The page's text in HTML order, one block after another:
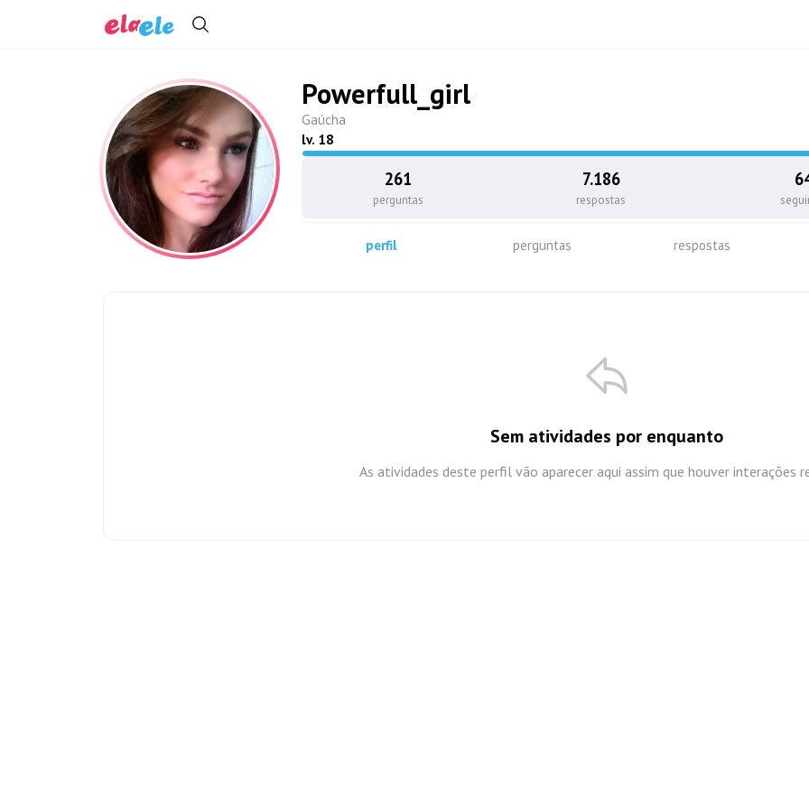
Powerfull_girl
Gaúcha
lv. 18
261
perguntas
7.186
respostas
perfil perguntas respostas
Sem atividades por enquanto
As atividades deste perfil vão aparecer aqui assim que houver interações